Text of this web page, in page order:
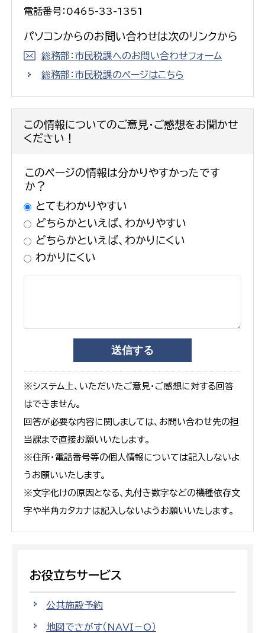
電話番号：0465-33-1351
パソコンからのお問い合わせは次のリンクから
総務部：市民税課へのお問い合わせフォーム
総務部：市民税課のページはこちら
この情報についてのご意見・ご感想をお聞かせ
ください！
このページの情報は分かりやすかったです
か？
とてもわかりやすい
どちらかといえば、わかりやすい
どちらかといえば、わかりにくい
わかりにくい
※システム上、いただいたご意見・ご感想に対する回答
はできません。
回答が必要な内容に関しましては、お問い合わせ先の担
当課まで直接お願いいたします。
※住所・電話番号等の個人情報については記入しないよ
うお願いいたします。
※文字化けの原因となる、丸付き数字などの機種依存文
字や半角カタカナは記入しないようお願いいたします。
お役立ちサービス
公共施設予約
地図でさがす（NAVI－O）